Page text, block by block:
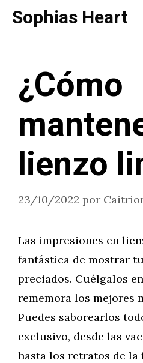
SaltarSophias Heart
¿Cómo
lienzo
23/10/2022 por
Las impresiones en
fantástica de mostrar
preciados. Cuélgalos
rememora los mejores
Puedes saborearlos
exclusivo, desde las
hasta los retratos de